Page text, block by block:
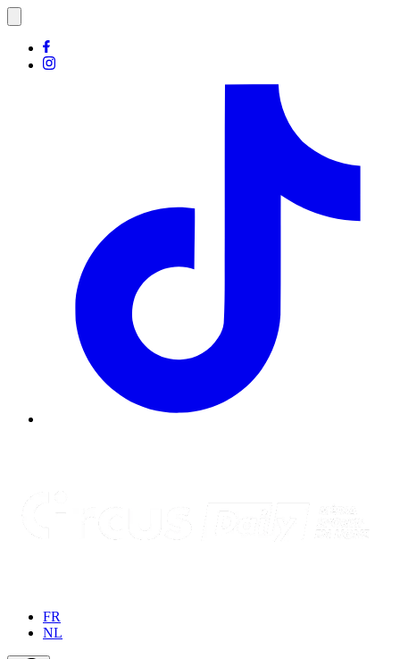
FR
NL